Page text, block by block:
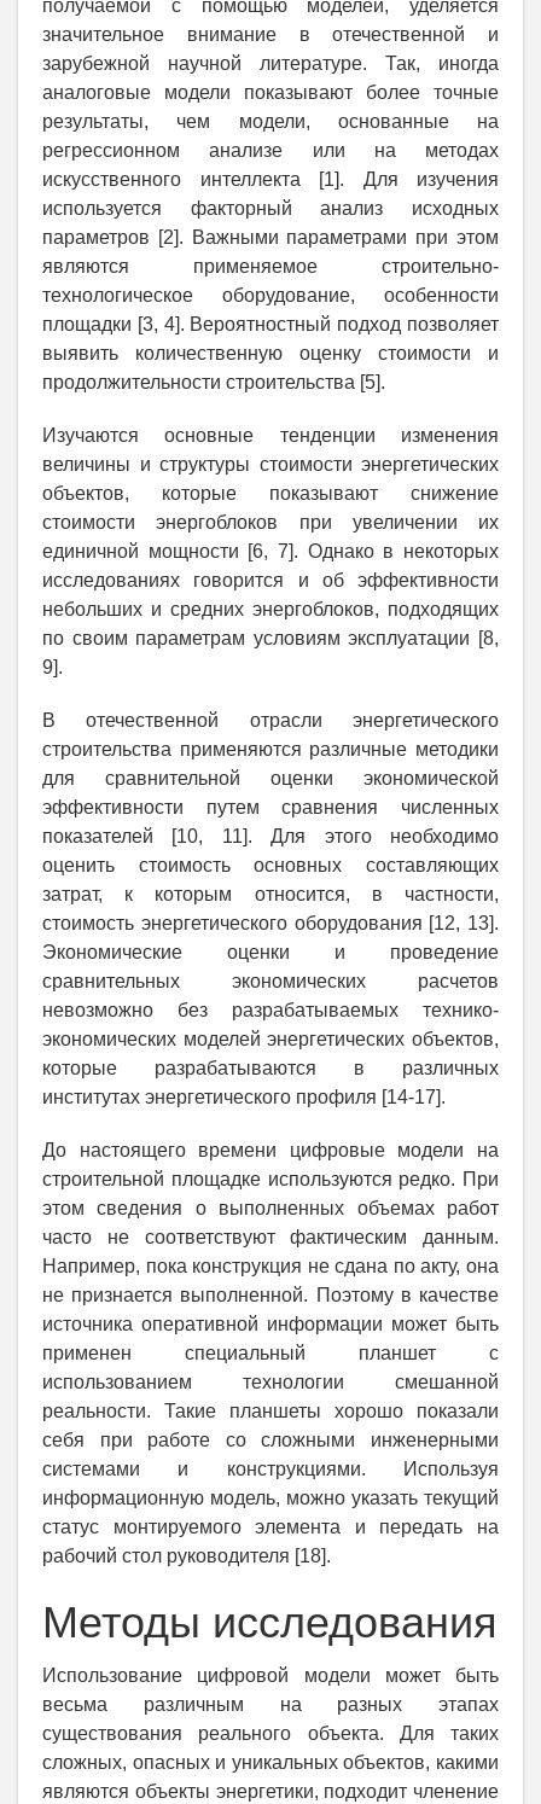
получаемой с помощью моделей, уделяется
значительное внимание в отечественной и
зарубежной научной литературе. Так, иногда
аналоговые модели показывают более точные
результаты, чем модели, основанные на
регрессионном анализе или на методах
искусственного интеллекта [1]. Для изучения
используется факторный анализ исходных
параметров [2]. Важными параметрами при этом
являются применяемое строительно-
технологическое оборудование, особенности
площадки [3, 4]. Вероятностный подход позволяет
выявить количественную оценку стоимости и
продолжительности строительства [5].
Изучаются основные тенденции изменения
величины и структуры стоимости энергетических
объектов, которые показывают снижение
стоимости энергоблоков при увеличении их
единичной мощности [6, 7]. Однако в некоторых
исследованиях говорится и об эффективности
небольших и средних энергоблоков, подходящих
по своим параметрам условиям эксплуатации [8,
9].
В отечественной отрасли энергетического
строительства применяются различные методики
для сравнительной оценки экономической
эффективности путем сравнения численных
показателей [10, 11]. Для этого необходимо
оценить стоимость основных составляющих
затрат, к которым относится, в частности,
стоимость энергетического оборудования [12, 13].
Экономические оценки и проведение
сравнительных экономических расчетов
невозможно без разрабатываемых технико-
экономических моделей энергетических объектов,
которые разрабатываются в различных
институтах энергетического профиля [14-17].
До настоящего времени цифровые модели на
строительной площадке используются редко. При
этом сведения о выполненных объемах работ
часто не соответствуют фактическим данным.
Например, пока конструкция не сдана по акту, она
не признается выполненной. Поэтому в качестве
источника оперативной информации может быть
применен специальный планшет с
использованием технологии смешанной
реальности. Такие планшеты хорошо показали
себя при работе со сложными инженерными
системами и конструкциями. Используя
информационную модель, можно указать текущий
статус монтируемого элемента и передать на
рабочий стол руководителя [18].
Методы исследования
Использование цифровой модели может быть
весьма различным на разных этапах
существования реального объекта. Для таких
сложных, опасных и уникальных объектов, какими
являются объекты энергетики, подходит членение